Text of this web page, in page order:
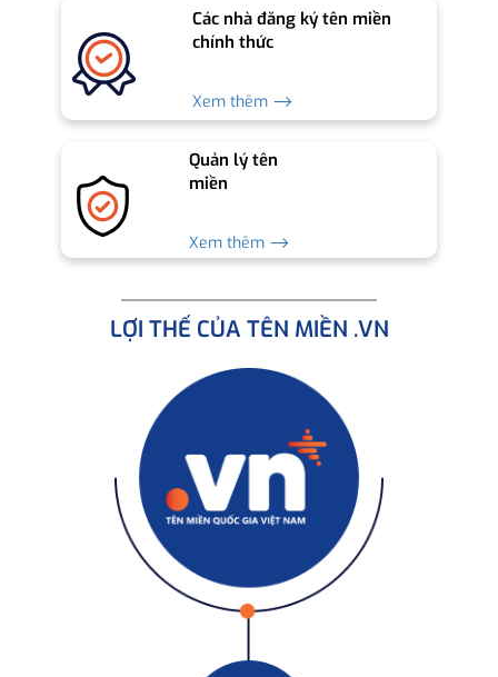
Các nhà đăng ký tên miền
chính thức
Xem thêm ⟶
Quản lý tên
miền
Xem thêm ⟶
LỢI THẾ CỦA TÊN MIỀN .VN